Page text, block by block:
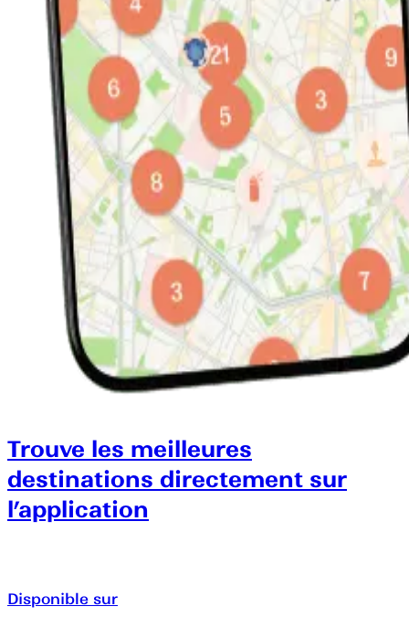
Trouve les meilleures
destinations directement sur
l’application
Disponible sur